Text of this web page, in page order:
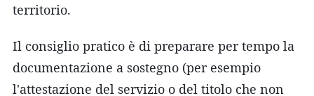
territorio.
Il consiglio pratico è di preparare per tempo la
documentazione a sostegno (per esempio
l'attestazione del servizio o del titolo che non